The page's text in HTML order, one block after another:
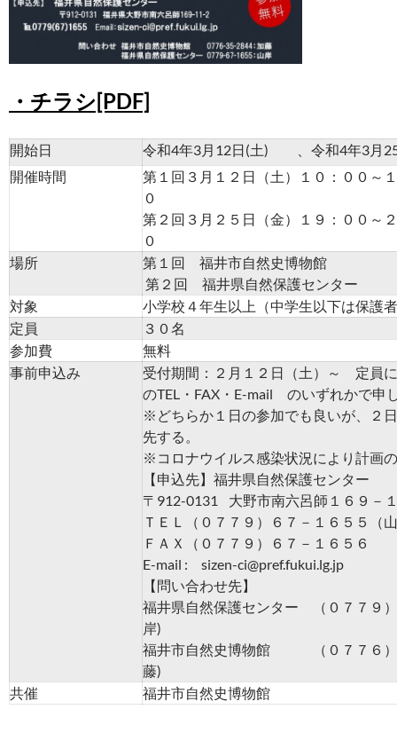
・チラシ[PDF]
開始日
令和4年3月12日(土) 、令和4年3月
開催時間
第１回３月１２日（土）１０：００～
０
第２回３月２５日（金）１９：００～
０
場所
第１回 福井市自然史博物館
第２回 福井県自然保護センター
対象
小学校４年生以上（中学生以下は保護
定員
３０名
参加費
無料
事前申込み
受付期間：２月１２日（土）～ 定員
のTEL・FAX・E-mail のいずれかで申
※どちらか１日の参加でも良いが、２
先する。
※コロナウイルス感染状況により計画
【申込先】福井県自然保護センター
〒912-0131 大野市南六呂師１６９－
ＴＥＬ（０７７９）６７－１６５５（
ＦＡＸ（０７７９）６７－１６５６
E-mail : sizen-ci@pref.fukui.lg.jp
【問い合わせ先】
福井県自然保護センター （０７７９
岸)
福井市自然史博物館 （０７７６）
藤)
共催
福井市自然史博物館